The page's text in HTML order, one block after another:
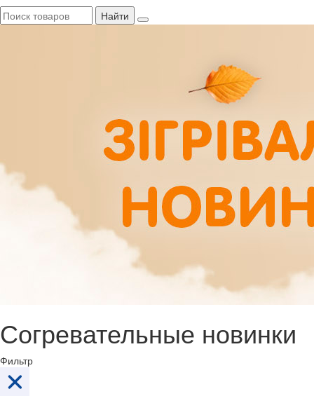
Найти
Согревательные новинки
Фильтр